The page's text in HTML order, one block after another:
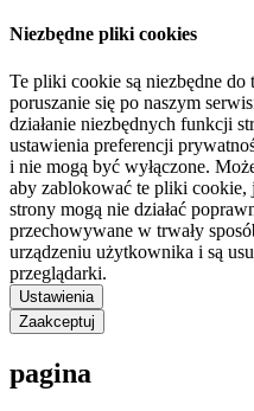
Niezbędne pliki cookies
Te pliki cookie są niezbędne
poruszanie się po naszym
działanie niezbędnych funkcji
ustawienia preferencji
i nie mogą być wyłączone.
aby zablokować te pliki cookie,
strony mogą nie działać
przechowywane w trwały
urządzeniu użytkownika i są
przeglądarki.
Ustawienia
Zaakceptuj
pagina